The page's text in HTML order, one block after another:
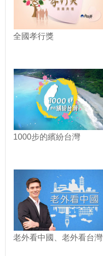
全國孝行獎
1000步的繽紛台灣
老外看中國、老外看台灣